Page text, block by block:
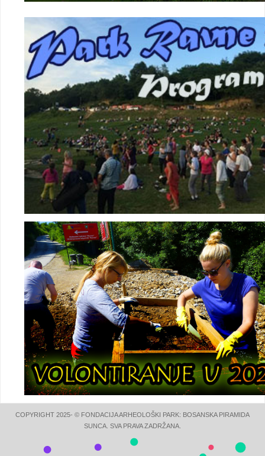
COPYRIGHT 2025- © FONDACIJA ARHEOLOŠKI PARK: BOSANSKA PIRAMIDA
SUNCA. SVA PRAVA ZADRŽANA.